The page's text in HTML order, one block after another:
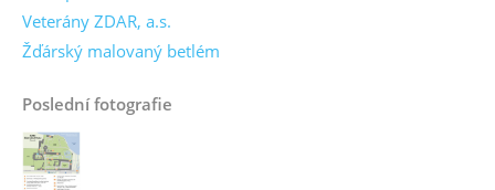
Veterány ZDAR, a.s.
Žďárský malovaný betlém
Poslední fotografie